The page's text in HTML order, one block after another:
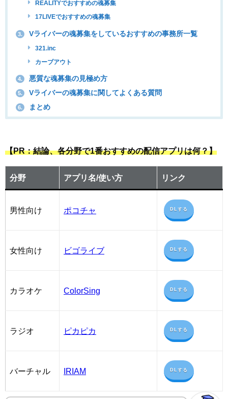
REALITYでおすすめの魂募集
17LIVEでおすすめの魂募集
3. Vライバーの魂募集をしているおすすめの事務所一覧
321.inc
カーブアウト
4. 悪質な魂募集の見極め方
5. Vライバーの魂募集に関してよくある質問
6. まとめ
【PR：結論、各分野で1番おすすめの配信アプリは何？】
分野 アプリ名/使い方 リンク
男性向け ポコチャ DLする
女性向け ビゴライブ DLする
カラオケ ColorSing DLする
ラジオ ピカピカ DLする
バーチャル IRIAM DLする